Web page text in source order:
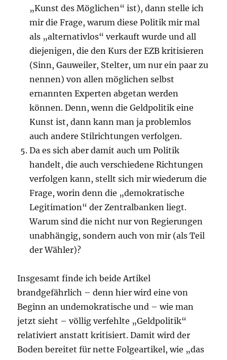
„Kunst des Möglichen“ ist), dann stelle ich
mir die Frage, warum diese Politik mir mal
als „alternativlos“ verkauft wurde und all
diejenigen, die den Kurs der EZB kritisieren
(Sinn, Gauweiler, Stelter, um nur ein paar zu
nennen) von allen möglichen selbst
ernannten Experten abgetan werden
können. Denn, wenn die Geldpolitik eine
Kunst ist, dann kann man ja problemlos
auch andere Stilrichtungen verfolgen.
Da es sich aber damit auch um Politik
handelt, die auch verschiedene Richtungen
verfolgen kann, stellt sich mir wiederum die
Frage, worin denn die „demokratische
Legitimation“ der Zentralbanken liegt.
Warum sind die nicht nur von Regierungen
unabhängig, sondern auch von mir (als Teil
der Wähler)?
Insgesamt finde ich beide Artikel
brandgefährlich – denn hier wird eine von
Beginn an undemokratische und – wie man
jetzt sieht – völlig verfehlte „Geldpolitik“
relativiert anstatt kritisiert. Damit wird der
Boden bereitet für nette Folgeartikel, wie „das